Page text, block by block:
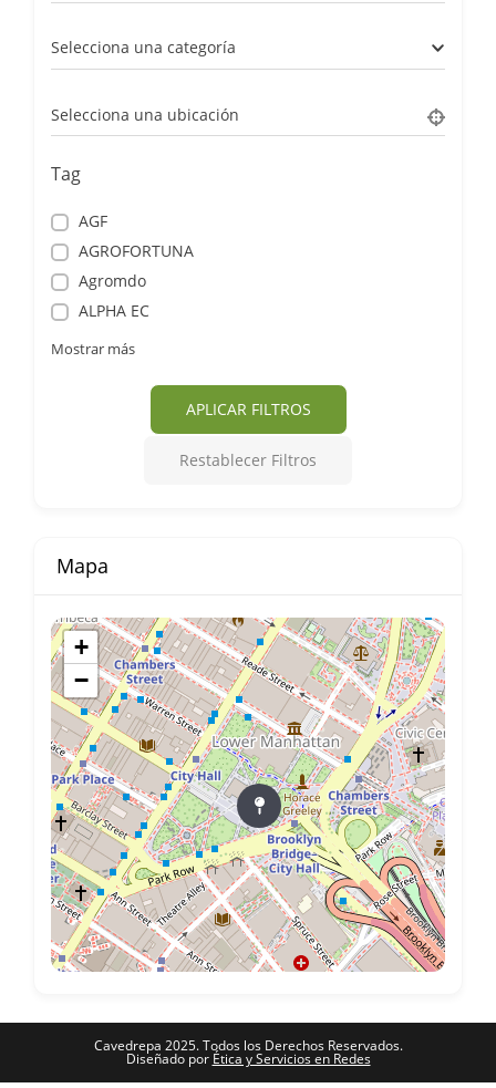
Selecciona una categoría
Selecciona una ubicación
Tag
AGF
AGROFORTUNA
Agromdo
ALPHA EC
Mostrar más
APLICAR FILTROS
Restablecer Filtros
Mapa
+
−
Cavedrepa 2025. Todos los Derechos Reservados.
Diseñado por Ética y Servicios en Redes